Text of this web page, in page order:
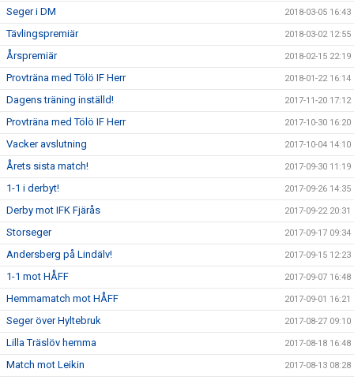
Seger i DM 2018-03-05 16:43
Tävlingspremiär 2018-03-02 12:55
Årspremiär 2018-02-15 22:19
Provträna med Tölö IF Herr 2018-01-22 16:14
Dagens träning inställd! 2017-11-20 17:12
Provträna med Tölö IF Herr 2017-10-30 16:20
Vacker avslutning 2017-10-04 14:10
Årets sista match! 2017-09-30 11:19
1-1 i derbyt! 2017-09-26 14:35
Derby mot IFK Fjärås 2017-09-22 20:31
Storseger 2017-09-17 09:34
Andersberg på Lindälv! 2017-09-15 12:23
1-1 mot HÅFF 2017-09-07 16:48
Hemmamatch mot HÅFF 2017-09-01 16:21
Seger över Hyltebruk 2017-08-27 09:10
Lilla Träslöv hemma 2017-08-18 16:48
Match mot Leikin 2017-08-13 08:28